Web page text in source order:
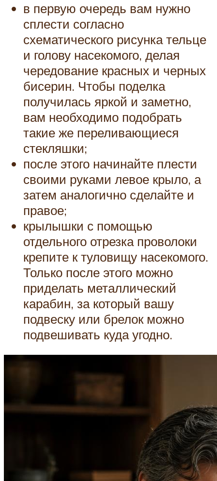
в первую очередь вам нужно
сплести согласно
схематического рисунка тельце
и голову насекомого, делая
чередование красных и черных
бисерин. Чтобы поделка
получилась яркой и заметно,
вам необходимо подобрать
такие же переливающиеся
стекляшки;
после этого начинайте плести
своими руками левое крыло, а
затем аналогично сделайте и
правое;
крылышки с помощью
отдельного отрезка проволоки
крепите к туловищу насекомого.
Только после этого можно
приделать металлический
карабин, за который вашу
подвеску или брелок можно
подвешивать куда угодно.